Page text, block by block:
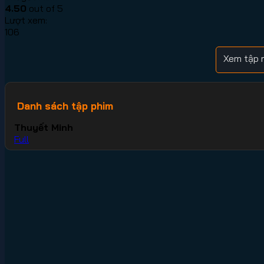
4.50 out of 5
Lượt xem:
106
Xem tập
Danh sách tập phim
Thuyết Minh
Full